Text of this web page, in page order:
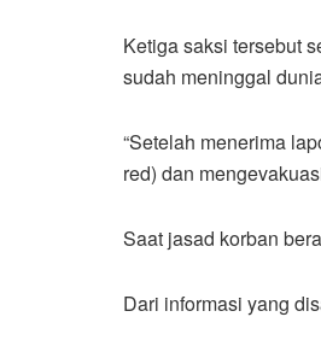
Ketiga saksi tersebut
sudah meninggal
“Setelah menerima
red) dan
Saat jasad korban
Dari informasi yang